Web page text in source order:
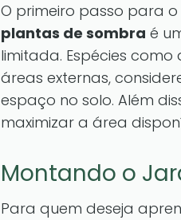
O primeiro passo para
plantas de sombra é
limitada. Espécies
áreas externas,
espaço no solo. Além
maximizar a área
Montando o
Para quem deseja